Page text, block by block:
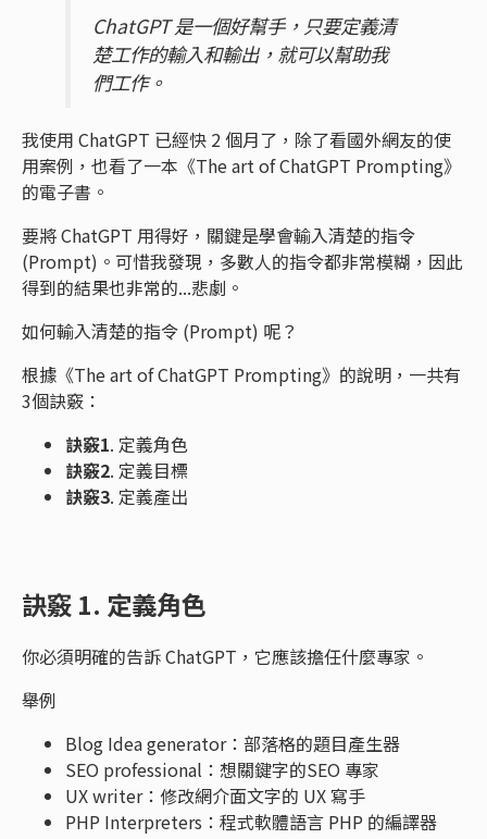
ChatGPT 是一個好幫手，只要定義清
楚工作的輸入和輸出，就可以幫助我
們工作。
我使用 ChatGPT 已經快 2 個月了，除了看國外網友的使
用案例，也看了一本《The art of ChatGPT Prompting》
的電子書。
要將 ChatGPT 用得好，關鍵是學會輸入清楚的指令
(Prompt)。可惜我發現，多數人的指令都非常模糊，因此
得到的結果也非常的...悲劇。
如何輸入清楚的指令 (Prompt) 呢？
根據《The art of ChatGPT Prompting》的說明，一共有
3個訣竅：
訣竅1. 定義角色
訣竅2. 定義目標
訣竅3. 定義產出
訣竅 1. 定義角色
你必須明確的告訴 ChatGPT，它應該擔任什麼專家。
舉例
Blog Idea generator：部落格的題目產生器
SEO professional：想關鍵字的SEO 專家
UX writer：修改網介面文字的 UX 寫手
PHP Interpreters：程式軟體語言 PHP 的編譯器